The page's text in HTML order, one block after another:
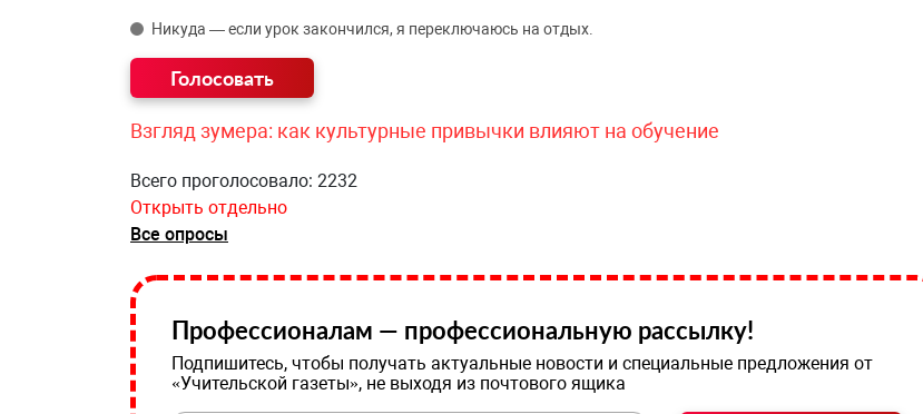
Никуда — если урок закончился, я переключаюсь на отдых.
Взгляд зумера: как культурные привычки влияют на обучение
Всего проголосовало: 2232
Открыть отдельно
Все опросы
Профессионалам — профессиональную рассылку!
Подпишитесь, чтобы получать актуальные новости и специальные предложения от
«Учительской газеты», не выходя из почтового ящика